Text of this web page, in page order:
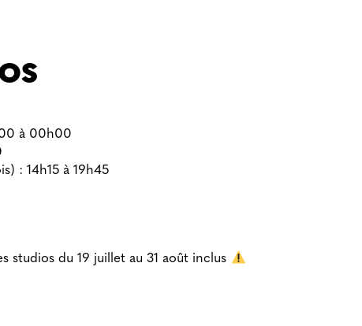
à 00h00
: 14h15 à 19h45
studios du 19 juillet au 31 août inclus